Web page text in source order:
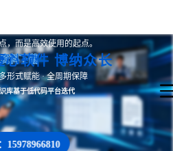
心软件 博纳众长
，而是高效使用的起点。
资料下载
形式赋能 · 全周期保障
库基于低代码平台迭代
15978966810